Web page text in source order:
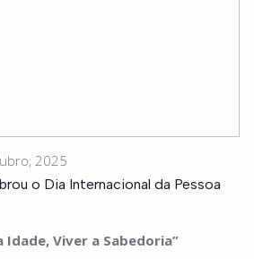
2025
o Dia Internacional da Pessoa
Idade, Viver a Sabedoria”